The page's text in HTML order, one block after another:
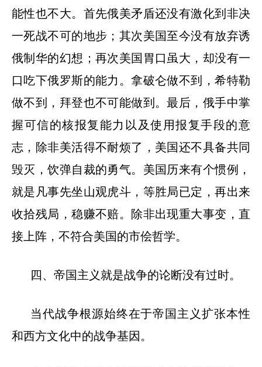
能性也不大。首先俄美矛盾还没有激化到非决
一死战不可的地步；其次美国至今没有放弃诱
俄制华的幻想；再次美国胃口虽大，却没有一
口吃下俄罗斯的能力。拿破仑做不到，希特勒
做不到，拜登也不可能做到。最后，俄手中掌
握可信的核报复能力以及使用报复手段的意
志，除非美活得不耐烦了，美国还不具备共同
毁灭，饮弹自裁的勇气。美国历来有个惯例，
就是凡事先坐山观虎斗，等胜局已定，再出来
收拾残局，稳赚不赔。除非出现重大事变，直
接上阵，不符合美国的市侩哲学。
四、帝国主义就是战争的论断没有过时。
当代战争根源始终在于帝国主义扩张本性
和西方文化中的战争基因。